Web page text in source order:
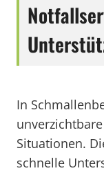
In
Situationen.
schnelle